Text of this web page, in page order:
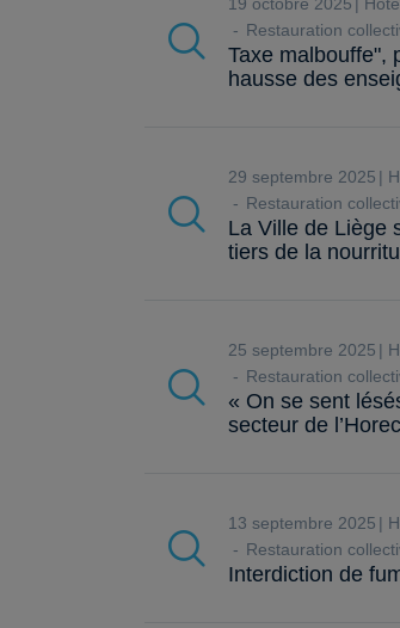
Restauration
Taxe malbouffe",
hausse des
29 septembre 2025
Restauration
La Ville de Liège
tiers de la
25 septembre 2025
Restauration
« On se sent
secteur de
13 septembre 2025
Restauration
Interdiction de